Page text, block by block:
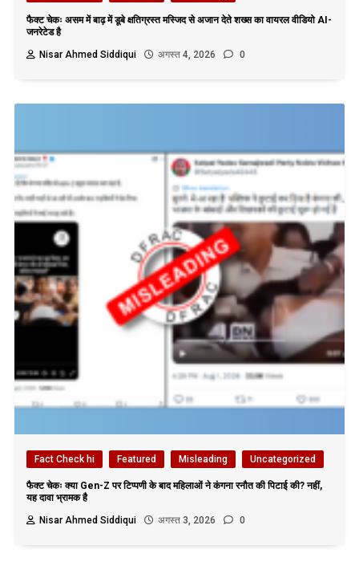
फैक्ट चेकः असम में बाढ़ में डूबे क्षतिग्रस्त मस्जिद से अजान देते शख्स का वायरल वीडियो AI-
जनरेटेड है
Nisar Ahmed Siddiqui
अगस्त 4, 2026 0
Fact Check hi Featured Misleading Uncategorized
फैक्ट चेकः क्या Gen-Z पर टिप्पणी के बाद महिलाओं ने कंगना रनौत की पिटाई की? नहीं,
यह दावा भ्रामक है
Nisar Ahmed Siddiqui
अगस्त 3, 2026 0